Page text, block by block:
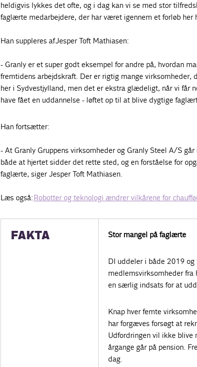
heldigvis lykkes det ofte, og i dag kan vi se med stor
faglærte medarbejdere, der har været igennem et forløb her
Han suppleres af Jesper Toft Mathiasen:
- Granly er et super godt eksempel for andre på, hvordan
fremtidens arbejdskraft. Der er rigtig mange virksomheder,
her i Sydvestjylland, men det er ekstra glædeligt, når vi får
have fået en uddannelse - løftet op til at blive dygtige
Han fortsætter:
- At Granly Gruppens virksomheder og Granly Steel A/S
både at hjertet sidder det rette sted, og en forståelse for
faglærte, siger Jesper Toft Mathiasen.
Læs også:Robotter og teknologi ændrer vilkårene for
FAKTA Stor mangel på faglærte
DI uddeler i både 2019
medlemsvirksomheder
en særlig indsats for at
Knap hver femte
har forgæves forsøgt at
Udfordringen vil ikke blive
årgange går på pension.
dag.